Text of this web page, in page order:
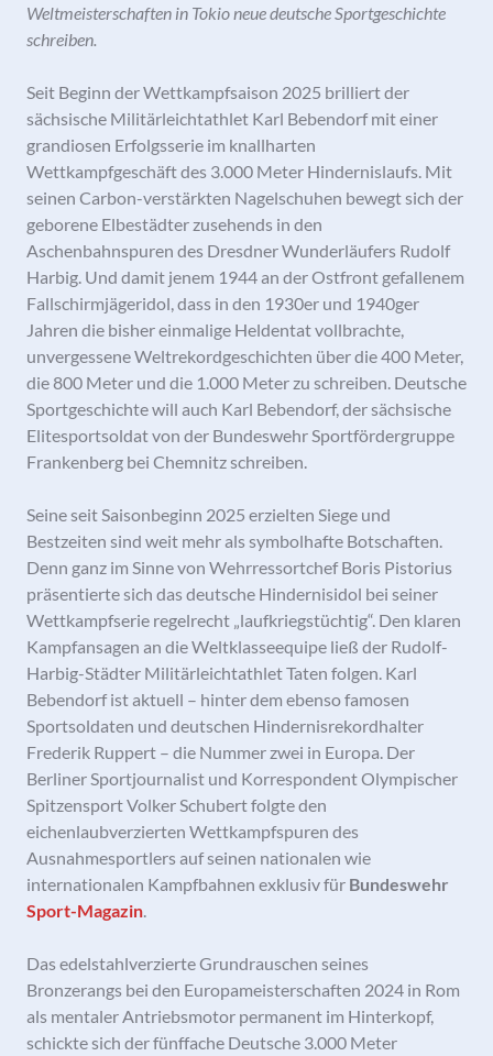
Weltmeisterschaften in Tokio neue deutsche Sportgeschichte
schreiben.
Seit Beginn der Wettkampfsaison 2025 brilliert der
sächsische Militärleichtathlet Karl Bebendorf mit einer
grandiosen Erfolgsserie im knallharten
Wettkampfgeschäft des 3.000 Meter Hindernislaufs. Mit
seinen Carbon-verstärkten Nagelschuhen bewegt sich der
geborene Elbestädter zusehends in den
Aschenbahnspuren des Dresdner Wunderläufers Rudolf
Harbig. Und damit jenem 1944 an der Ostfront gefallenem
Fallschirmjägeridol, dass in den 1930er und 1940ger
Jahren die bisher einmalige Heldentat vollbrachte,
unvergessene Weltrekordgeschichten über die 400 Meter,
die 800 Meter und die 1.000 Meter zu schreiben. Deutsche
Sportgeschichte will auch Karl Bebendorf, der sächsische
Elitesportsoldat von der Bundeswehr Sportfördergruppe
Frankenberg bei Chemnitz schreiben.
Seine seit Saisonbeginn 2025 erzielten Siege und
Bestzeiten sind weit mehr als symbolhafte Botschaften.
Denn ganz im Sinne von Wehrressortchef Boris Pistorius
präsentierte sich das deutsche Hindernisidol bei seiner
Wettkampfserie regelrecht „laufkriegstüchtig“. Den klaren
Kampfansagen an die Weltklasseequipe ließ der Rudolf-
Harbig-Städter Militärleichtathlet Taten folgen. Karl
Bebendorf ist aktuell – hinter dem ebenso famosen
Sportsoldaten und deutschen Hindernisrekordhalter
Frederik Ruppert – die Nummer zwei in Europa. Der
Berliner Sportjournalist und Korrespondent Olympischer
Spitzensport Volker Schubert folgte den
eichenlaubverzierten Wettkampfspuren des
Ausnahmesportlers auf seinen nationalen wie
internationalen Kampfbahnen exklusiv für Bundeswehr
Sport-Magazin
Das edelstahlverzierte Grundrauschen seines
Bronzerangs bei den Europameisterschaften 2024 in Rom
als mentaler Antriebsmotor permanent im Hinterkopf,
schickte sich der fünffache Deutsche 3.000 Meter